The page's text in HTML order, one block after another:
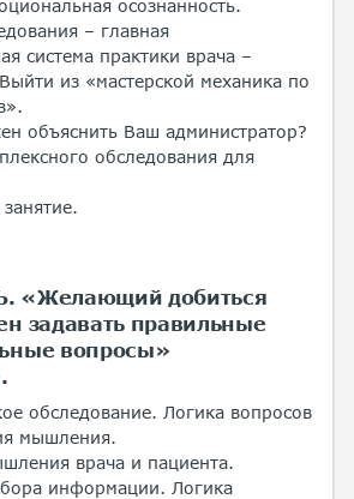
осознанность.
– главная
система практики врача –
из «мастерской механика по
объяснить Ваш администратор?
обследования для
«Желающий добиться
задавать правильные
вопросы»
обследование. Логика вопросов
мышления.
врача и пациента.
информации. Логика